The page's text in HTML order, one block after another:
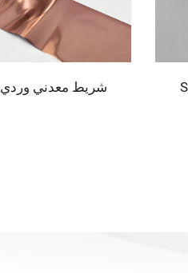
شريط معدني وردي SNR8023